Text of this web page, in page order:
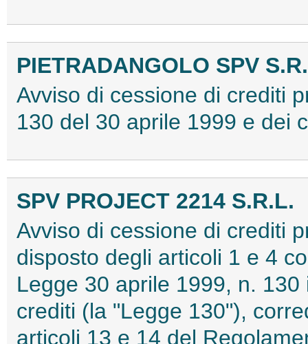
PIETRADANGOLO SPV
Avviso di cessione di crediti
130 del 30 aprile 1999 e dei
SPV PROJECT 2214 S.R.L.
Avviso di cessione di crediti
disposto degli articoli 1 e 4
Legge 30 aprile 1999, n.
crediti (la "Legge 130"),
articoli 13 e 14 del